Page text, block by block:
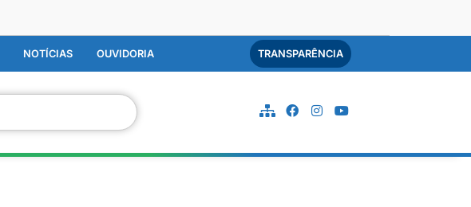
NOTÍCIAS OUVIDORIA TRANSPARÊNCIA